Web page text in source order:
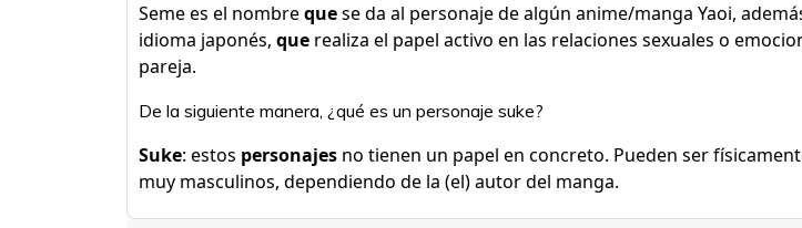
Seme es el nombrequese da al personaje de algún anime/manga Yaoi,
idioma japonés, que realiza el papel activo en las relaciones sexuales o
pareja.
De la siguiente manera, ¿qué es un personaje suke?
Suke: estos personajes no tienen un papel en concreto. Pueden ser
muy masculinos, dependiendo de la (el) autor del manga.